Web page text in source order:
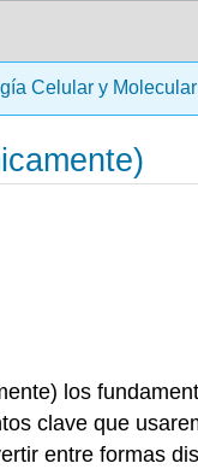
Celular y Molecular
los
clave que
entre formas